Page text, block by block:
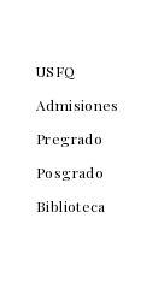
USFQ
Admisiones
Pregrado
Posgrado
Biblioteca